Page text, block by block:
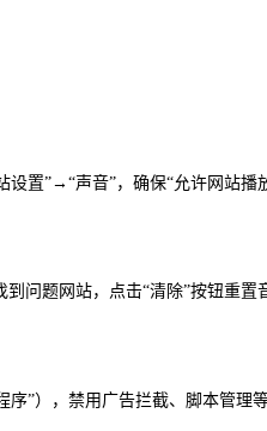
置”→“声音”，确保“允许网站播
到问题网站，点击“清除”按钮重置
序”），禁用广告拦截、脚本管理